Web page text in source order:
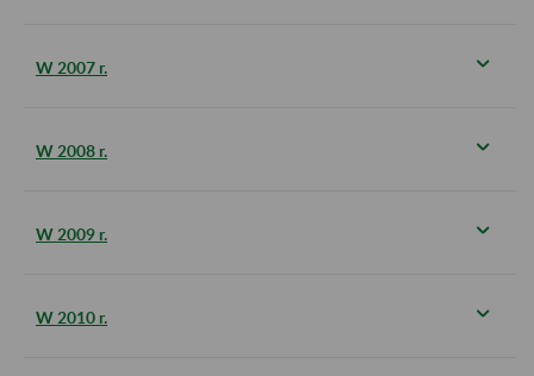
W 2007 r.
W 2008 r.
W 2009 r.
W 2010 r.